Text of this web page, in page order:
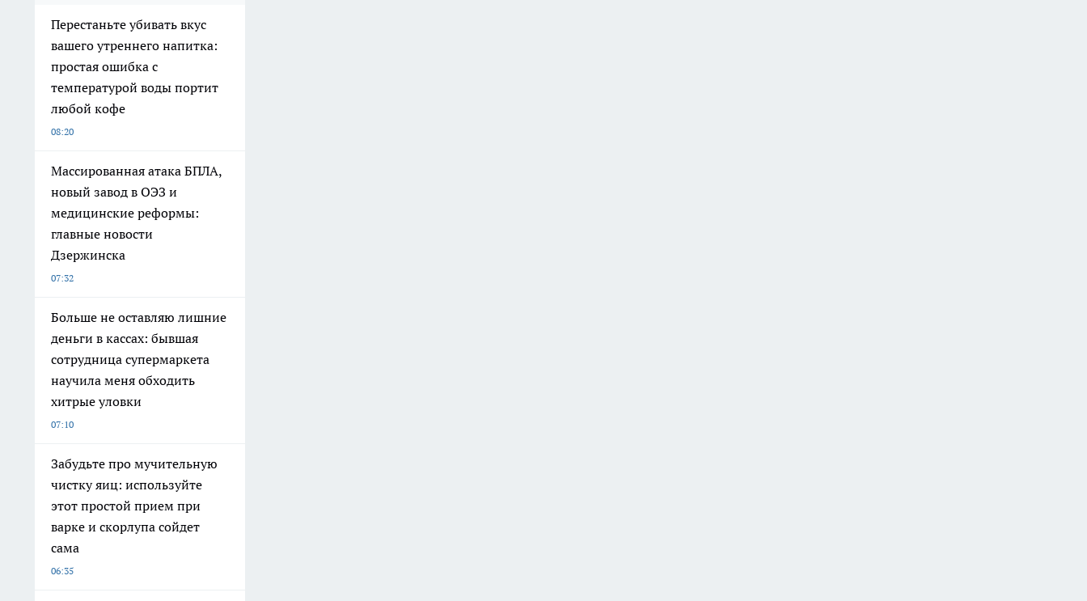
Перестаньте убивать вкус
вашего утреннего напитка:
простая ошибка с
температурой воды портит
любой кофе
08:20
Массированная атака БПЛА,
новый завод в ОЭЗ и
медицинские реформы:
главные новости
Дзержинска
07:32
Больше не оставляю лишние
деньги в кассах: бывшая
сотрудница супермаркета
научила меня обходить
хитрые уловки
07:10
Забудьте про мучительную
чистку яиц: используйте
этот простой прием при
варке и скорлупа сойдет
сама
06:35